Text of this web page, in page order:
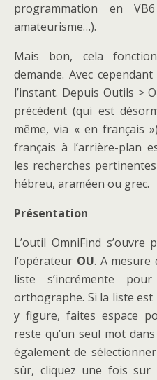
programmation en
amateurisme…).
Mais bon, cela
demande. Avec
l’instant. Depuis Outils >
précédent (qui est
même, via « en français
français à l’arrière-plan
les recherches
hébreu, araméen ou grec.
Présentation
L’outil OmniFind
l’opérateur OU. A mesure
liste s’incrémente
orthographe. Si la liste
y figure, faites espace
reste qu’un seul mot
également de
sûr, cliquez une fois